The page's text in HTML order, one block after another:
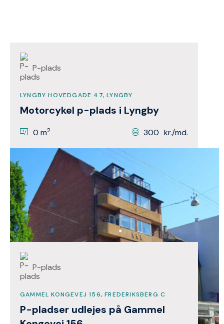
P-plads
LYNGBY HOVEDGADE 47, LYNGBY
Motorcykel p-plads i Lyngby
0 m2 300 kr./md.
P-plads
GAMMEL KONGEVEJ 156, FREDERIKSBERG C
P-pladser udlejes på Gammel